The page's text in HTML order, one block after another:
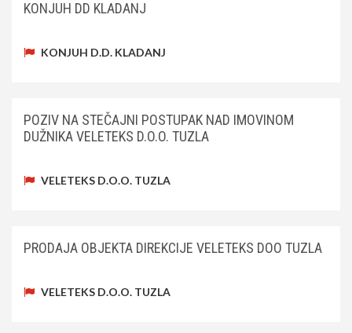
KONJUH DD KLADANJ
KONJUH D.D. KLADANJ
POZIV NA STEČAJNI POSTUPAK NAD IMOVINOM
DUŽNIKA VELETEKS D.O.O. TUZLA
VELETEKS D.O.O. TUZLA
PRODAJA OBJEKTA DIREKCIJE VELETEKS DOO TUZLA
VELETEKS D.O.O. TUZLA